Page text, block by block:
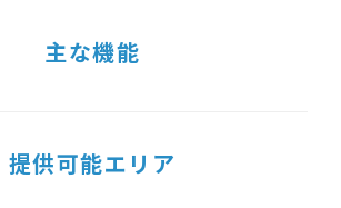
主な機能
提供可能エリア